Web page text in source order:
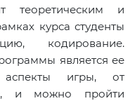
теоретическим и
курса студенты
кодирование.
является ее
аспекты игры, от
и можно пройти